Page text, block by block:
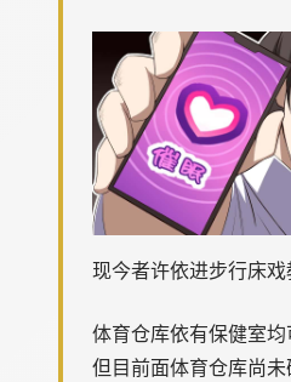
现今者许依进步行床
体育仓库依有保健室均
但目前面体育仓库尚